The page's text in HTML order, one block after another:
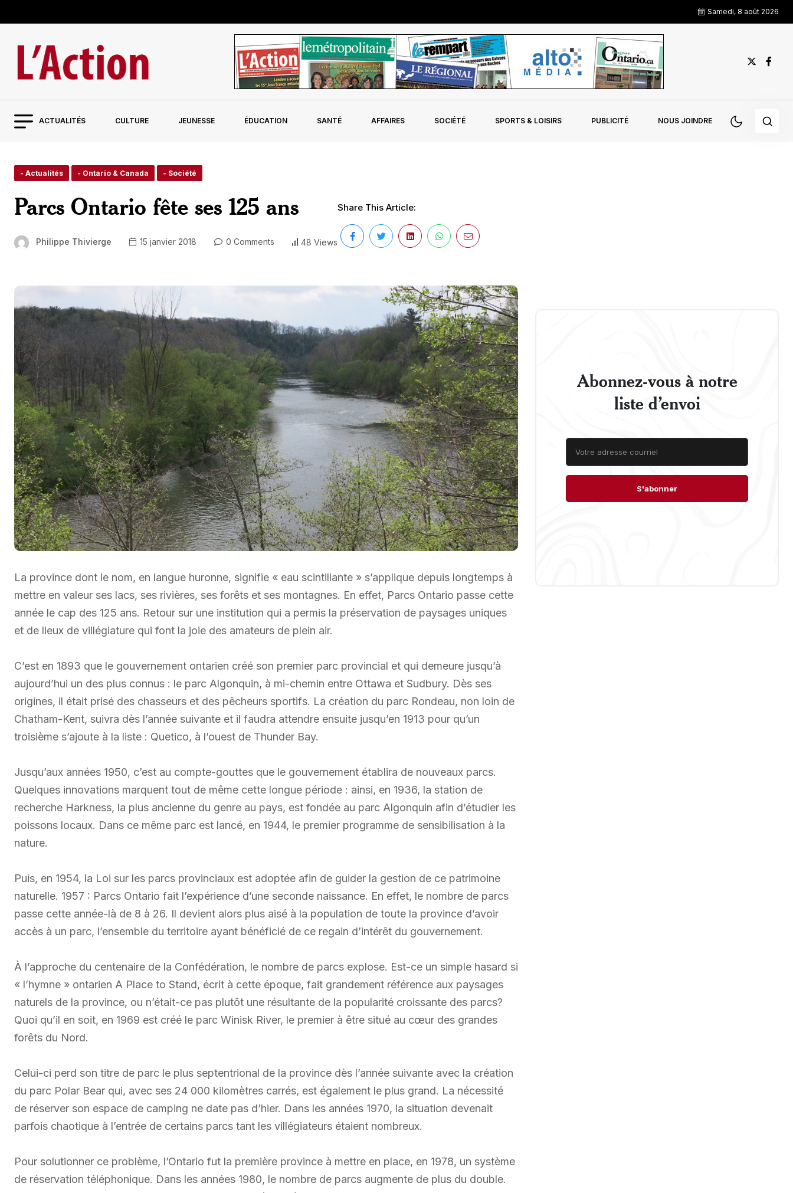
Samedi, 8 août 2026
ACTUALITÉS CULTURE JEUNESSE ÉDUCATION SANTÉ AFFAIRES SOCIÉTÉ SPORTS & LOISIRS PUBLICITÉ NOUS JOINDRE
- Actualités - Ontario & Canada - Société
Parcs Ontario fête ses 125 ans
Philippe Thivierge 15 janvier 2018 0 Comments 48 Views
Share This Article:
La province dont le nom, en langue huronne, signifie « eau scintillante » s’applique depuis longtemps à
mettre en valeur ses lacs, ses rivières, ses forêts et ses montagnes. En effet, Parcs Ontario passe cette
année le cap des 125 ans. Retour sur une institution qui a permis la préservation de paysages uniques
et de lieux de villégiature qui font la joie des amateurs de plein air.
C’est en 1893 que le gouvernement ontarien créé son premier parc provincial et qui demeure jusqu’à
aujourd’hui un des plus connus : le parc Algonquin, à mi-chemin entre Ottawa et Sudbury. Dès ses
origines, il était prisé des chasseurs et des pêcheurs sportifs. La création du parc Rondeau, non loin de
Chatham-Kent, suivra dès l’année suivante et il faudra attendre ensuite jusqu’en 1913 pour qu’un
troisième s’ajoute à la liste : Quetico, à l’ouest de Thunder Bay.
Jusqu’aux années 1950, c’est au compte-gouttes que le gouvernement établira de nouveaux parcs.
Quelques innovations marquent tout de même cette longue période : ainsi, en 1936, la station de
recherche Harkness, la plus ancienne du genre au pays, est fondée au parc Algonquin afin d’étudier les
poissons locaux. Dans ce même parc est lancé, en 1944, le premier programme de sensibilisation à la
nature.
Puis, en 1954, la Loi sur les parcs provinciaux est adoptée afin de guider la gestion de ce patrimoine
naturelle. 1957 : Parcs Ontario fait l’expérience d’une seconde naissance. En effet, le nombre de parcs
passe cette année-là de 8 à 26. Il devient alors plus aisé à la population de toute la province d’avoir
accès à un parc, l’ensemble du territoire ayant bénéficié de ce regain d’intérêt du gouvernement.
À l’approche du centenaire de la Confédération, le nombre de parcs explose. Est-ce un simple hasard si
« l’hymne » ontarien A Place to Stand, écrit à cette époque, fait grandement référence aux paysages
naturels de la province, ou n’était-ce pas plutôt une résultante de la popularité croissante des parcs?
Quoi qu’il en soit, en 1969 est créé le parc Winisk River, le premier à être situé au cœur des grandes
forêts du Nord.
Celui-ci perd son titre de parc le plus septentrional de la province dès l’année suivante avec la création
du parc Polar Bear qui, avec ses 24 000 kilomètres carrés, est également le plus grand. La nécessité
de réserver son espace de camping ne date pas d’hier. Dans les années 1970, la situation devenait
parfois chaotique à l’entrée de certains parcs tant les villégiateurs étaient nombreux.
Pour solutionner ce problème, l’Ontario fut la première province à mettre en place, en 1978, un système
de réservation téléphonique. Dans les années 1980, le nombre de parcs augmente de plus du double.
Abonnez-vous à notre
liste d’envoi